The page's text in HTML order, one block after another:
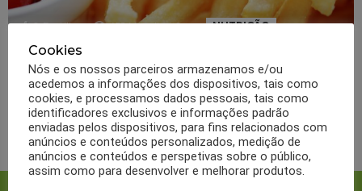
0 Partilhas 452 Visualizações NUTRIÇÃO
Batata frita caseira
engorda,sabe porquê?
LER MAIS
Cookies
Nós e os nossos parceiros armazenamos e/ou
acedemos a informações dos dispositivos, tais como
cookies, e processamos dados pessoais, tais como
identificadores exclusivos e informações padrão
enviadas pelos dispositivos, para fins relacionados com
anúncios e conteúdos personalizados, medição de
anúncios e conteúdos e perspetivas sobre o público,
assim como para desenvolver e melhorar produtos.